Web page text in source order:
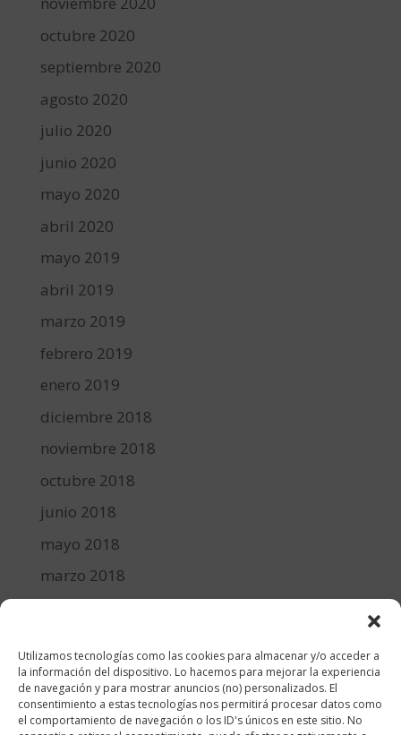
Utilizamos tecnologías como las cookies para almacenar y/o acceder a
la información del dispositivo. Lo hacemos para mejorar la experiencia
de navegación y para mostrar anuncios (no) personalizados. El
consentimiento a estas tecnologías nos permitirá procesar datos como
el comportamiento de navegación o los ID's únicos en este sitio. No
octubre 2020
septiembre 2020
agosto 2020
julio 2020
junio 2020
mayo 2020
abril 2020
mayo 2019
abril 2019
marzo 2019
febrero 2019
enero 2019
diciembre 2018
noviembre 2018
octubre 2018
junio 2018
mayo 2018
marzo 2018
diciembre 2017
Categorías